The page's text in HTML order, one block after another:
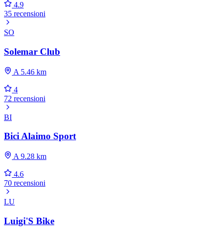
4.9
35 recensioni
SO
Solemar Club
A 5.46 km
4
72 recensioni
BI
Bici Alaimo Sport
A 9.28 km
4.6
70 recensioni
LU
Luigi'S Bike